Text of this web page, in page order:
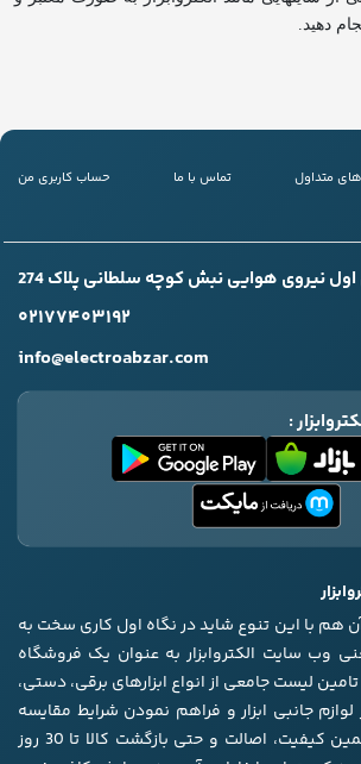
دهید.
متداول تماس با ما حساب کاربری من
اول نیروی هوایی نبش کوچه سلطانی پلاک 274
۰۲۱۷۷۴۰۳۱۹۲
info@electroabzar.com
:
آن هم با این تنوع شاید در نگاه اول کاری سخت به
وب سایت الکتروابزار به عنوان یک فروشگاه
تامین لیست جامعی از انواع ابزار‌های برقی، دستی،
جانبی ابزار و فراهم نمودن شرایط مقایسه
بین آنها به همراه تضمین کیفیت، اصالت و حتی بازگشت کالا تا 30 روز